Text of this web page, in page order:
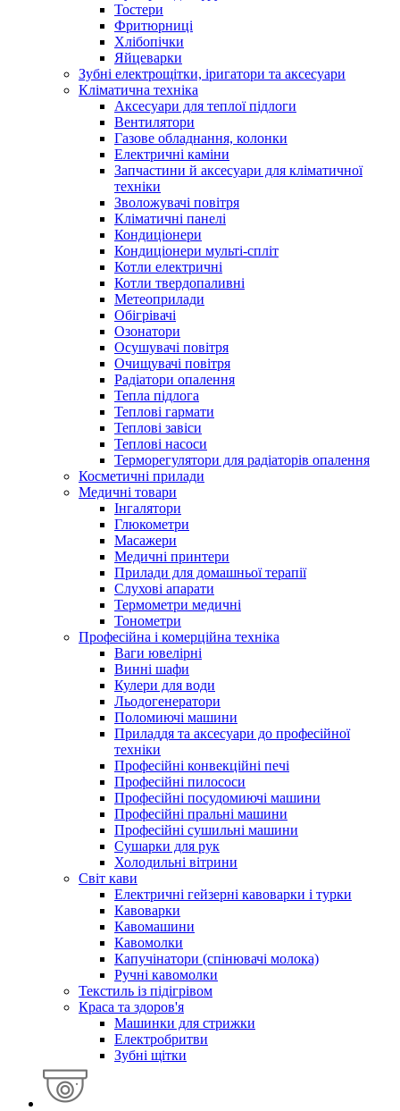
Тостери
Фритюрниці
Хлібопічки
Яйцеварки
Зубні електрощітки, іригатори та аксесуари
Кліматична техніка
Аксесуари для теплої підлоги
Вентилятори
Газове обладнання, колонки
Електричні каміни
Запчастини й аксесуари для кліматичної
техніки
Зволожувачі повітря
Кліматичні панелі
Кондиціонери
Кондиціонери мульті-спліт
Котли електричні
Котли твердопаливні
Метеоприлади
Обігрівачі
Озонатори
Осушувачі повітря
Очищувачі повітря
Радіатори опалення
Тепла підлога
Теплові гармати
Теплові завіси
Теплові насоси
Терморегулятори для радіаторів опалення
Косметичні прилади
Медичні товари
Інгалятори
Глюкометри
Масажери
Медичні принтери
Прилади для домашньої терапії
Слухові апарати
Термометри медичні
Тонометри
Професійна і комерційна техніка
Ваги ювелірні
Винні шафи
Кулери для води
Льодогенератори
Поломиючі машини
Приладдя та аксесуари до професійної
техніки
Професійні конвекційні печі
Професійні пилососи
Професійні посудомиючі машини
Професійні пральні машини
Професійні сушильні машини
Сушарки для рук
Холодильні вітрини
Світ кави
Електричні гейзерні кавоварки і турки
Кавоварки
Кавомашини
Кавомолки
Капучінатори (спінювачі молока)
Ручні кавомолки
Текстиль із підігрівом
Краса та здоров'я
Машинки для стрижки
Електробритви
Зубні щітки